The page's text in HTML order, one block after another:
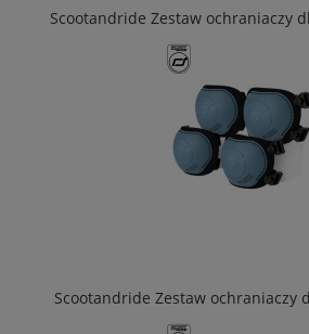
Scootandride Zestaw ochraniaczy
Scootandride Zestaw ochraniaczy